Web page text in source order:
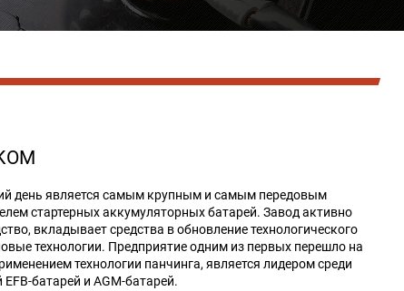
день является самым крупным и самым передовым
стартерных аккумуляторных батарей. Завод активно
вкладывает средства в обновление технологического
технологии. Предприятие одним из первых перешло на
технологии панчинга, является лидером среди
батарей и AGM-батарей.